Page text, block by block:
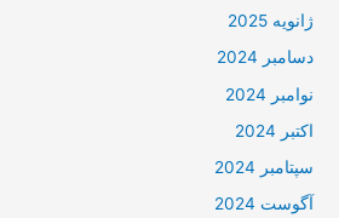
ژانویه 2025
دسامبر 2024
نوامبر 2024
اکتبر 2024
سپتامبر 2024
آگوست 2024